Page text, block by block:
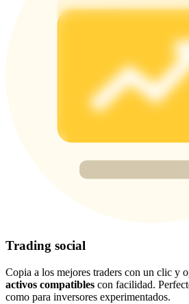
Precious Metals Trading Carnival
Trade Gold & Silver · 33,333
USDT Flexible Staking | Daily
Crypto World Cup 2026: Grand
Trading social
Copia a los mejores traders con un clic y
activos compatibles con facilidad.
como para inversores experimentados.